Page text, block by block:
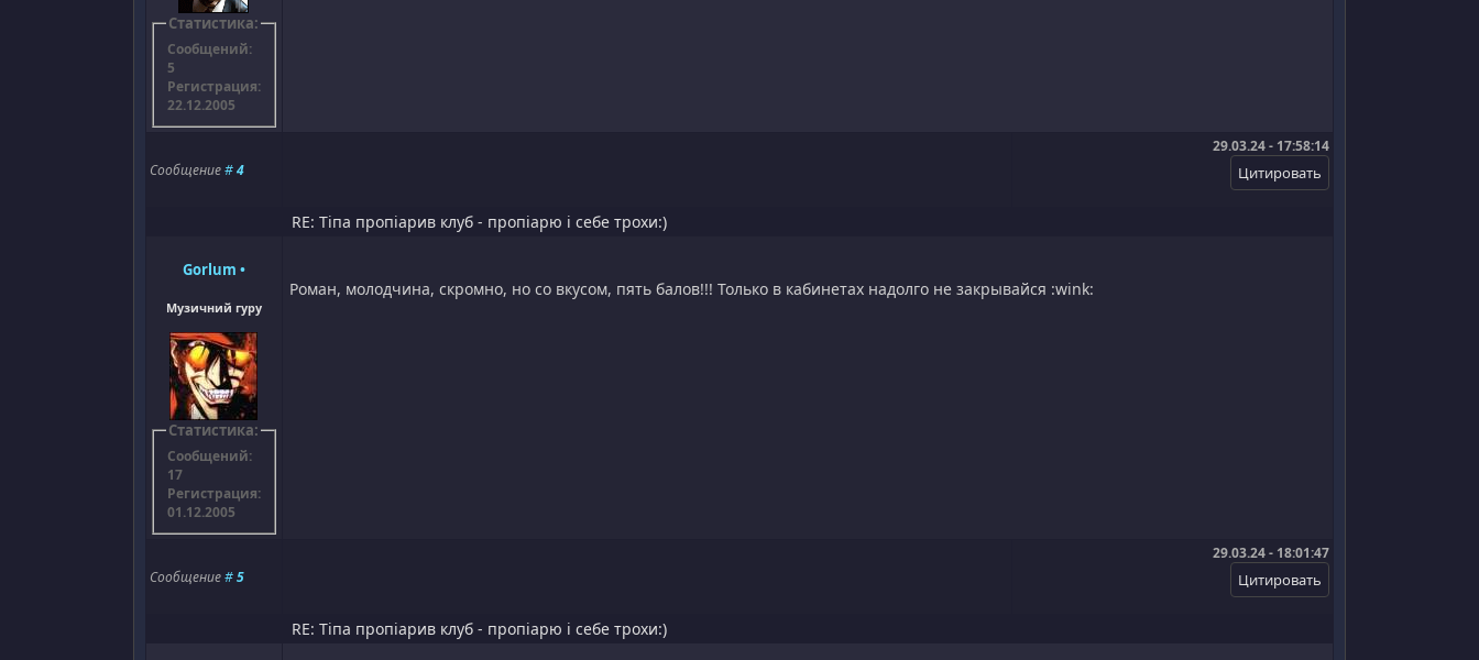
Статистика:
Сообщений:
5
Регистрация:
22.12.2005
Сообщение#4
29.03.24 - 17:58:14
RE: Тіпа пропіарив клуб - пропіарю і себе трохи:)
Gorlum •
Музичний гуру
Статистика:
Сообщений:
17
Регистрация:
01.12.2005
Роман, молодчина, скромно, но со вкусом, пять балов!!! Только в кабинетах надолго не закрывайся :wink:
Сообщение#5
29.03.24 - 18:01:47
RE: Тіпа пропіарив клуб - пропіарю і себе трохи:)